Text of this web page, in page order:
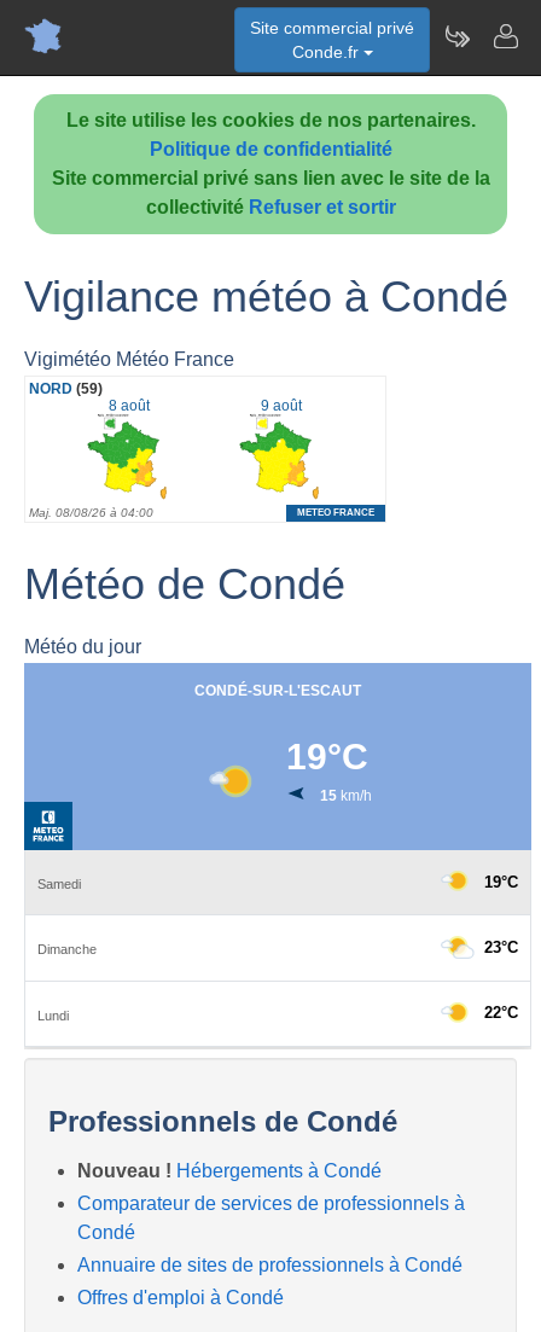
Le site utilise les cookies de nos partenaires.
Politique de confidentialité
Site commercial privé sans lien avec le site de la
collectivité Refuser et sortir
Site commercial privé
Conde.fr
Vigilance météo à Condé
Vigimétéo Météo France
Météo de Condé
Météo du jour
Professionnels de Condé
Nouveau ! Hébergements à Condé
Comparateur de services de professionnels à
Condé
Annuaire de sites de professionnels à Condé
Offres d'emploi à Condé